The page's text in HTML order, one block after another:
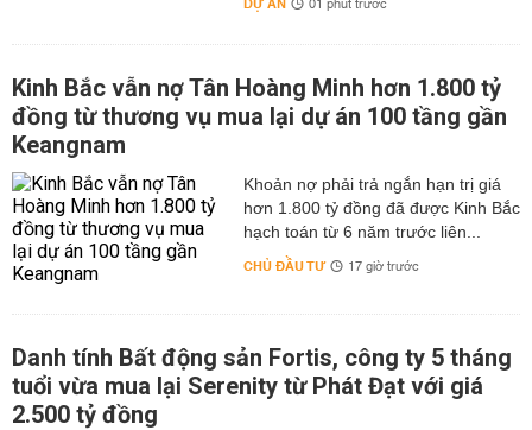
01 phút trước
Kinh Bắc vẫn nợ Tân Hoàng Minh hơn 1.800 tỷ
đồng từ thương vụ mua lại dự án 100 tầng gần
Keangnam
hơn 1.800 tỷ đồng đã được Kinh Bắc
hạch toán từ 6 năm trước liên...
CHỦ ĐẦU TƯ 17 giờ trước
Danh tính Bất động sản Fortis, công ty 5 tháng
tuổi vừa mua lại Serenity từ Phát Đạt với giá
2.500 tỷ đồng